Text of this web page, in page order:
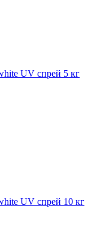
UV спрей 5 кг
UV спрей 10 кг